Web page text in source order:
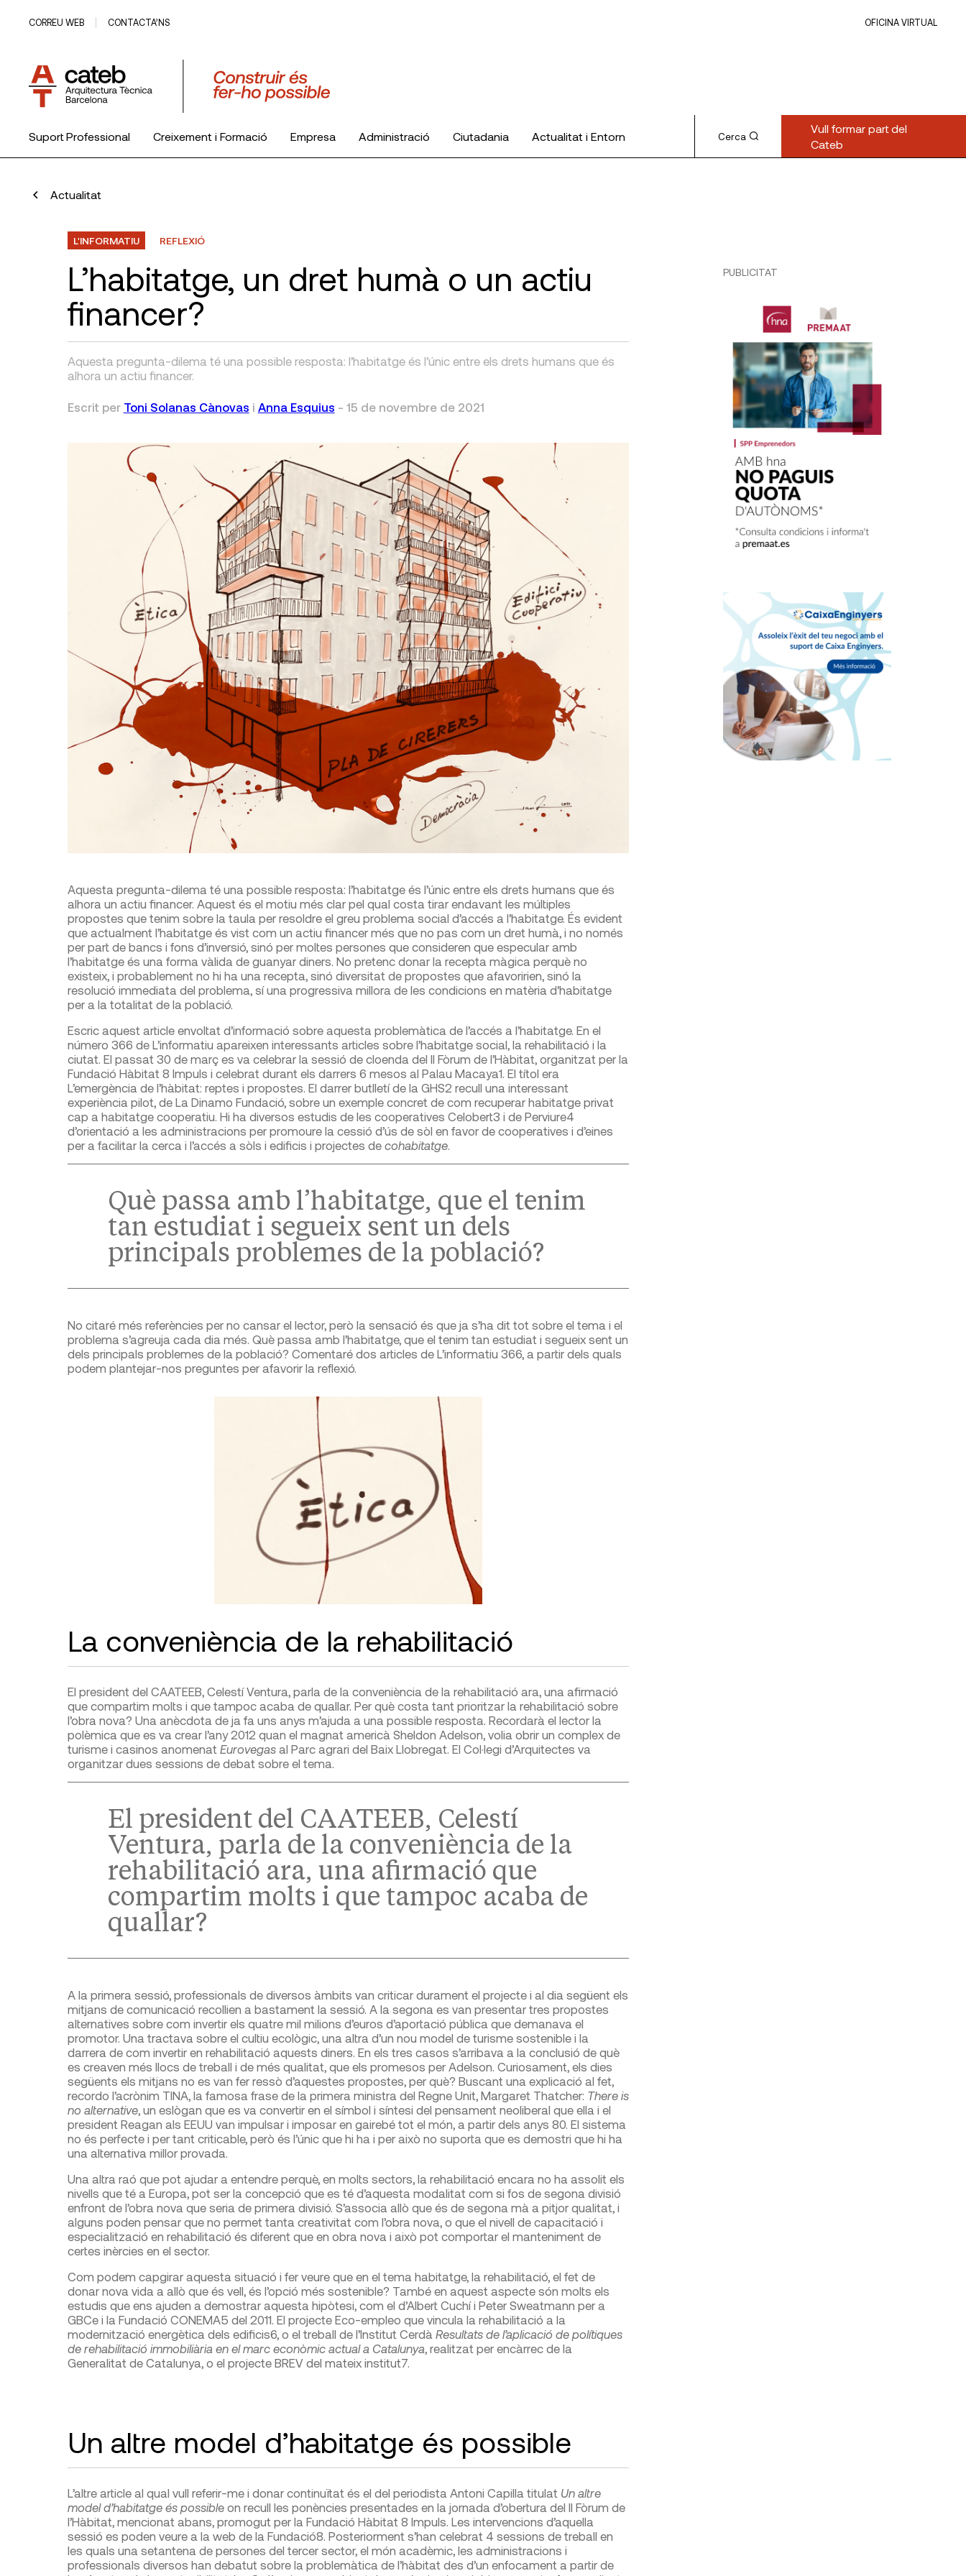
CORREU WEB CONTACTA’NS OFICINA VIRTUAL
Suport Professional Creixement i Formació Empresa Administració Ciutadania Actualitat i Entorn Cerca
Vull formar part del
Cateb
Actualitat
L'INFORMATIU REFLEXIÓ
L’habitatge, un dret humà o un actiu
financer?
Aquesta pregunta-dilema té una possible resposta: l’habitatge és l’únic entre els drets humans que és
alhora un actiu financer.
Escrit per Toni Solanas Cànovas i Anna Esquius - 15 de novembre de 2021
Aquesta pregunta-dilema té una possible resposta: l’habitatge és l’únic entre els drets humans que és
alhora un actiu financer. Aquest és el motiu més clar pel qual costa tirar endavant les múltiples
propostes que tenim sobre la taula per resoldre el greu problema social d’accés a l’habitatge. És evident
que actualment l’habitatge és vist com un actiu financer més que no pas com un dret humà, i no només
per part de bancs i fons d’inversió, sinó per moltes persones que consideren que especular amb
l’habitatge és una forma vàlida de guanyar diners. No pretenc donar la recepta màgica perquè no
existeix, i probablement no hi ha una recepta, sinó diversitat de propostes que afavoririen, sinó la
resolució immediata del problema, sí una progressiva millora de les condicions en matèria d’habitatge
per a la totalitat de la població.
Escric aquest article envoltat d’informació sobre aquesta problemàtica de l’accés a l’habitatge. En el
número 366 de L’informatiu apareixen interessants articles sobre l’habitatge social, la rehabilitació i la
ciutat. El passat 30 de març es va celebrar la sessió de cloenda del II Fòrum de l’Hàbitat, organitzat per la
Fundació Hàbitat 8 Impuls i celebrat durant els darrers 6 mesos al Palau Macaya1 . El títol era
L’emergència de l’hàbitat: reptes i propostes. El darrer butlletí de la GHS2 recull una interessant
experiència pilot, de La Dinamo Fundació, sobre un exemple concret de com recuperar habitatge privat
cap a habitatge cooperatiu. Hi ha diversos estudis de les cooperatives Celobert3 i de Perviure4
d’orientació a les administracions per promoure la cessió d’ús de sòl en favor de cooperatives i d’eines
per a facilitar la cerca i l’accés a sòls i edificis i projectes de cohabitatge.
Què passa amb l’habitatge, que el tenim
tan estudiat i segueix sent un dels
principals problemes de la població?
No citaré més referències per no cansar el lector, però la sensació és que ja s’ha dit tot sobre el tema i el
problema s’agreuja cada dia més. Què passa amb l’habitatge, que el tenim tan estudiat i segueix sent un
dels principals problemes de la població? Comentaré dos articles de L’informatiu 366, a partir dels quals
podem plantejar-nos preguntes per afavorir la reflexió.
La conveniència de la rehabilitació
El president del CAATEEB, Celestí Ventura, parla de la conveniència de la rehabilitació ara, una afirmació
que compartim molts i que tampoc acaba de quallar. Per què costa tant prioritzar la rehabilitació sobre
l’obra nova? Una anècdota de ja fa uns anys m’ajuda a una possible resposta. Recordarà el lector la
polèmica que es va crear l’any 2012 quan el magnat americà Sheldon Adelson, volia obrir un complex de
turisme i casinos anomenat Eurovegas al Parc agrari del Baix Llobregat. El Col·legi d’Arquitectes va
organitzar dues sessions de debat sobre el tema.
El president del CAATEEB, Celestí
Ventura, parla de la conveniència de la
rehabilitació ara, una afirmació que
compartim molts i que tampoc acaba de
quallar?
A la primera sessió, professionals de diversos àmbits van criticar durament el projecte i al dia següent els
mitjans de comunicació recollien a bastament la sessió. A la segona es van presentar tres propostes
alternatives sobre com invertir els quatre mil milions d’euros d’aportació pública que demanava el
promotor. Una tractava sobre el cultiu ecològic, una altra d’un nou model de turisme sostenible i la
darrera de com invertir en rehabilitació aquests diners. En els tres casos s’arribava a la conclusió de què
es creaven més llocs de treball i de més qualitat, que els promesos per Adelson. Curiosament, els dies
següents els mitjans no es van fer ressò d’aquestes propostes, per què? Buscant una explicació al fet,
recordo l’acrònim TINA, la famosa frase de la primera ministra del Regne Unit, Margaret Thatcher: There is
no alternative, un eslògan que es va convertir en el símbol i síntesi del pensament neoliberal que ella i el
president Reagan als EEUU van impulsar i imposar en gairebé tot el món, a partir dels anys 80. El sistema
no és perfecte i per tant criticable, però és l’únic que hi ha i per això no suporta que es demostri que hi ha
una alternativa millor provada.
Una altra raó que pot ajudar a entendre perquè, en molts sectors, la rehabilitació encara no ha assolit els
nivells que té a Europa, pot ser la concepció que es té d’aquesta modalitat com si fos de segona divisió
enfront de l’obra nova que seria de primera divisió. S’associa allò que és de segona mà a pitjor qualitat, i
alguns poden pensar que no permet tanta creativitat com l’obra nova, o que el nivell de capacitació i
especialització en rehabilitació és diferent que en obra nova i això pot comportar el manteniment de
certes inèrcies en el sector.
Com podem capgirar aquesta situació i fer veure que en el tema habitatge, la rehabilitació, el fet de
donar nova vida a allò que és vell, és l’opció més sostenible? També en aquest aspecte són molts els
estudis que ens ajuden a demostrar aquesta hipòtesi, com el d’Albert Cuchí i Peter Sweatmann per a
GBCe i la Fundació CONEMA5 del 2011. El projecte Eco-empleo que vincula la rehabilitació a la
modernització energètica dels edificis6, o el treball de l’Institut Cerdà Resultats de l’aplicació de polítiques
de rehabilitació immobiliària en el marc econòmic actual a Catalunya , realitzat per encàrrec de la
Generalitat de Catalunya, o el projecte BREV del mateix institut7.
Un altre model d’habitatge és possible
L’altre article al qual vull referir-me i donar continuïtat és el del periodista Antoni Capilla titulat Un altre
model d’habitatge és possible on recull les ponències presentades en la jornada d’obertura del II Fòrum de
l’Hàbitat, mencionat abans, promogut per la Fundació Hàbitat 8 Impuls. Les intervencions d’aquella
sessió es poden veure a la web de la Fundació8 . Posteriorment s’han celebrat 4 sessions de treball en
les quals una setantena de persones del tercer sector, el món acadèmic, les administracions i
professionals diversos han debatut sobre la problemàtica de l’hàbitat des d’un enfocament a partir de
PUBLICITAT